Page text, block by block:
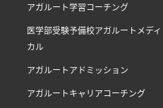
アガルート学習コーチング
医学部受験予備校アガルートメディ
カル
アガルートアドミッション
アガルートキャリアコーチング